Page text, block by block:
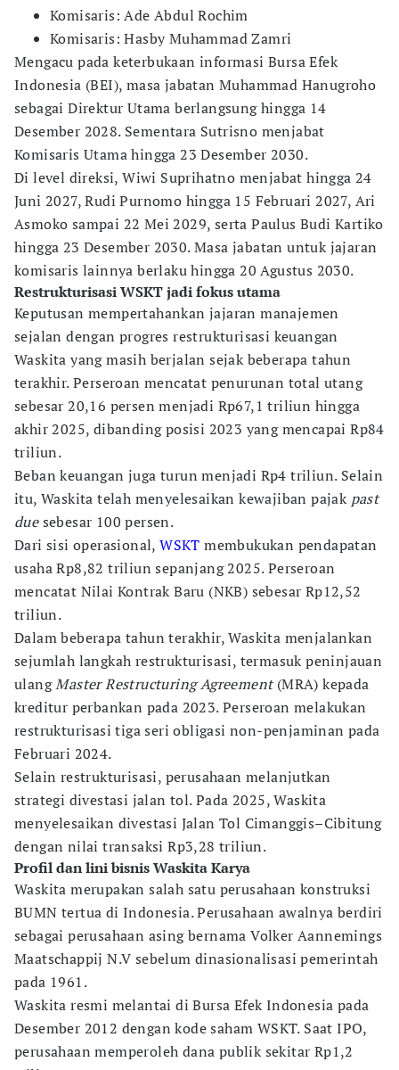
Komisaris: Ade Abdul Rochim
Komisaris: Hasby Muhammad Zamri
Mengacu pada keterbukaan informasi Bursa Efek
Indonesia (BEI), masa jabatan Muhammad Hanugroho
sebagai Direktur Utama berlangsung hingga 14
Desember 2028. Sementara Sutrisno menjabat
Komisaris Utama hingga 23 Desember 2030.
Di level direksi, Wiwi Suprihatno menjabat hingga 24
Juni 2027, Rudi Purnomo hingga 15 Februari 2027, Ari
Asmoko sampai 22 Mei 2029, serta Paulus Budi Kartiko
hingga 23 Desember 2030. Masa jabatan untuk jajaran
komisaris lainnya berlaku hingga 20 Agustus 2030.
Restrukturisasi WSKT jadi fokus utama
Keputusan mempertahankan jajaran manajemen
sejalan dengan progres restrukturisasi keuangan
Waskita yang masih berjalan sejak beberapa tahun
terakhir. Perseroan mencatat penurunan total utang
sebesar 20,16 persen menjadi Rp67,1 triliun hingga
akhir 2025, dibanding posisi 2023 yang mencapai Rp84
triliun.
Beban keuangan juga turun menjadi Rp4 triliun. Selain
itu, Waskita telah menyelesaikan kewajiban pajakpast
duesebesar 100 persen.
Dari sisi operasional,WSKT membukukan pendapatan
usaha Rp8,82 triliun sepanjang 2025. Perseroan
mencatat Nilai Kontrak Baru (NKB) sebesar Rp12,52
triliun.
Dalam beberapa tahun terakhir, Waskita menjalankan
sejumlah langkah restrukturisasi, termasuk peninjauan
ulangMaster Restructuring Agreement(MRA) kepada
kreditur perbankan pada 2023. Perseroan melakukan
restrukturisasi tiga seri obligasi non-penjaminan pada
Februari 2024.
Selain restrukturisasi, perusahaan melanjutkan
strategi divestasi jalan tol. Pada 2025, Waskita
menyelesaikan divestasi Jalan Tol Cimanggis–Cibitung
dengan nilai transaksi Rp3,28 triliun.
Profil dan lini bisnis Waskita Karya
Waskita merupakan salah satu perusahaan konstruksi
BUMN tertua di Indonesia. Perusahaan awalnya berdiri
sebagai perusahaan asing bernama Volker Aannemings
Maatschappij N.V sebelum dinasionalisasi pemerintah
pada 1961.
Waskita resmi melantai di Bursa Efek Indonesia pada
Desember 2012 dengan kode saham WSKT. Saat IPO,
perusahaan memperoleh dana publik sekitar Rp1,2